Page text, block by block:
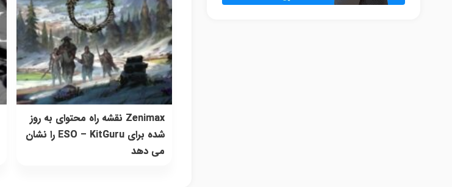
Zenimax نقشه راه محتوای به روز
شده برای ESO – KitGuru را نشان
می دهد